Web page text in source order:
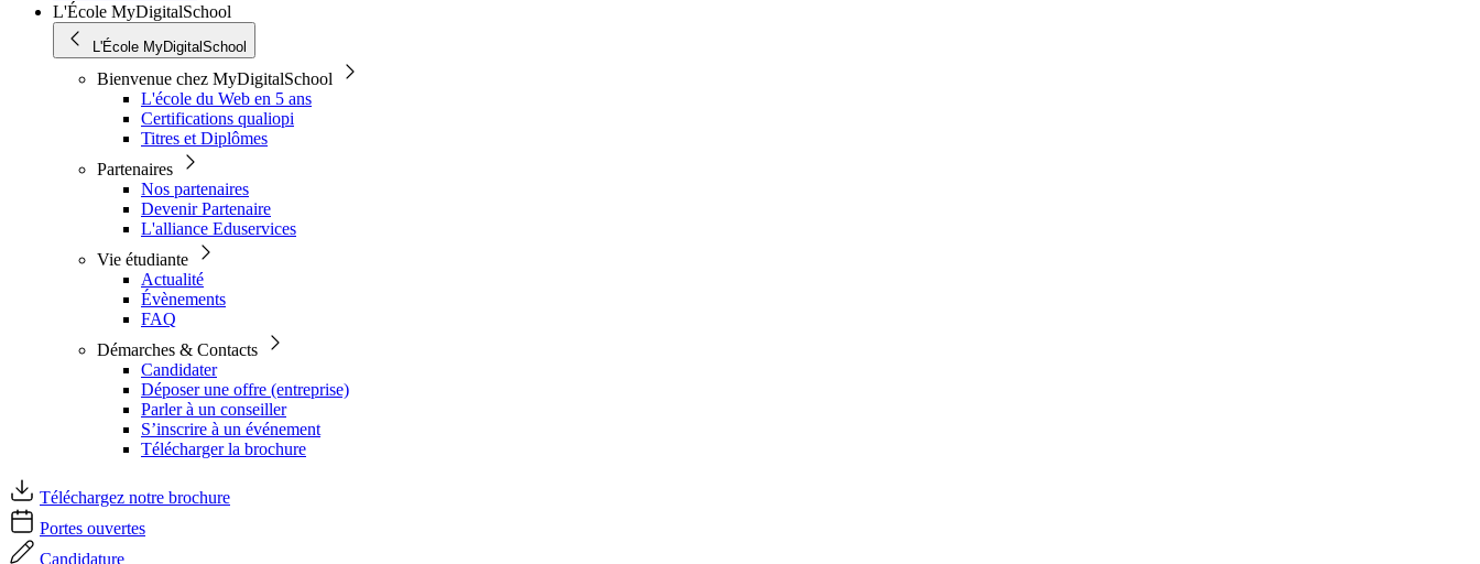
L'École MyDigitalSchool
L'École MyDigitalSchool
Bienvenue chez MyDigitalSchool
L'école du Web en 5 ans
Certifications qualiopi
Titres et Diplômes
Partenaires
Nos partenaires
Devenir Partenaire
L'alliance Eduservices
Vie étudiante
Actualité
Évènements
FAQ
Démarches & Contacts
Candidater
Déposer une offre (entreprise)
Parler à un conseiller
S’inscrire à un événement
Télécharger la brochure
Téléchargez notre brochure
Portes ouvertes
Candidature